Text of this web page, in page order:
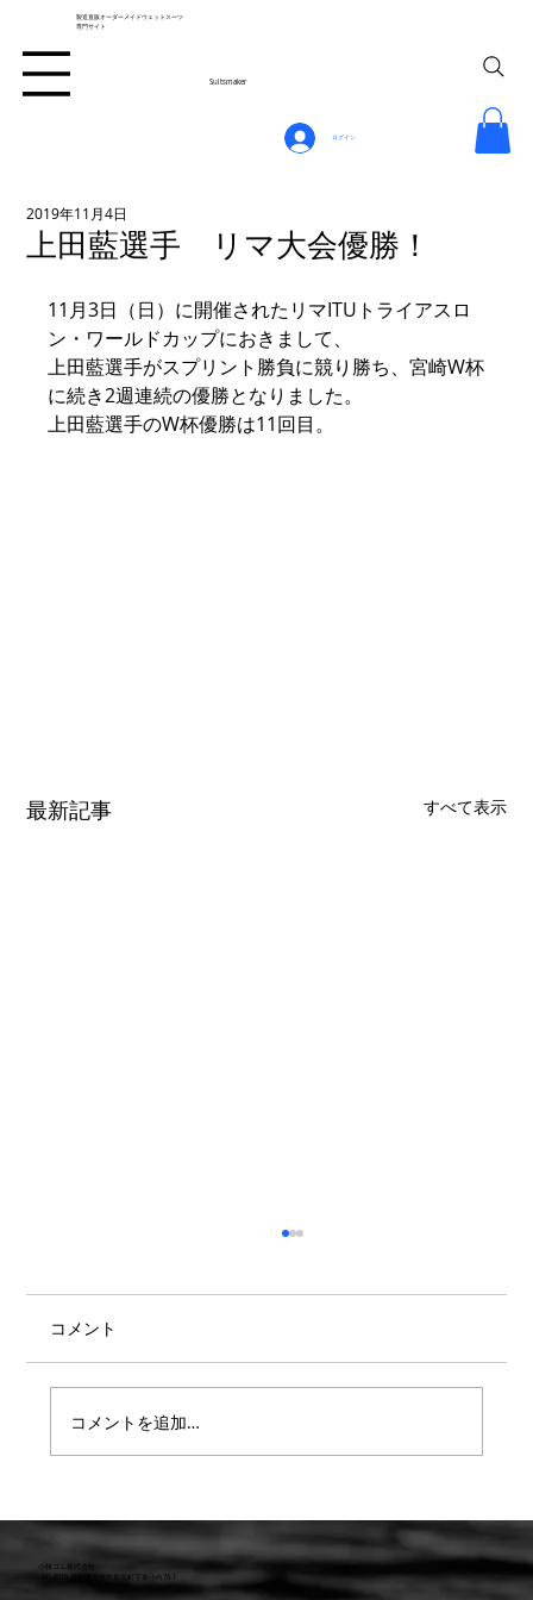
Suitsmaker
製造直販オーダーメイドウェットスーツ
専門サイト
ログイン
上田藍選手 リマ大会優勝！
2019年11月4日
11月3日（日）に開催されたリマITUトライアスロ
ン・ワールドカップにおきまして、
上田藍選手がスプリント勝負に競り勝ち、宮崎W杯
に続き2週連続の優勝となりました。
上田藍選手のW杯優勝は11回目。
最新記事 すべて表示
しました！
コメント
コメントを追加…
小林ゴム株式会社
441-8016 愛知県豊橋市新栄町字東小向76-1